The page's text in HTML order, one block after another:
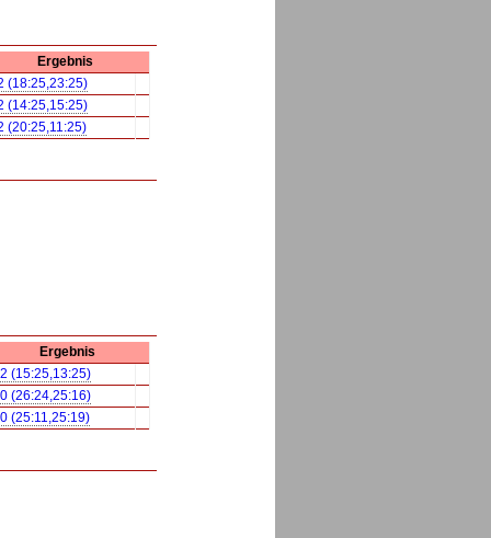
Ergebnis
(18:25,23:25)
(14:25,15:25)
(20:25,11:25)
Ergebnis
(15:25,13:25)
(26:24,25:16)
(25:11,25:19)